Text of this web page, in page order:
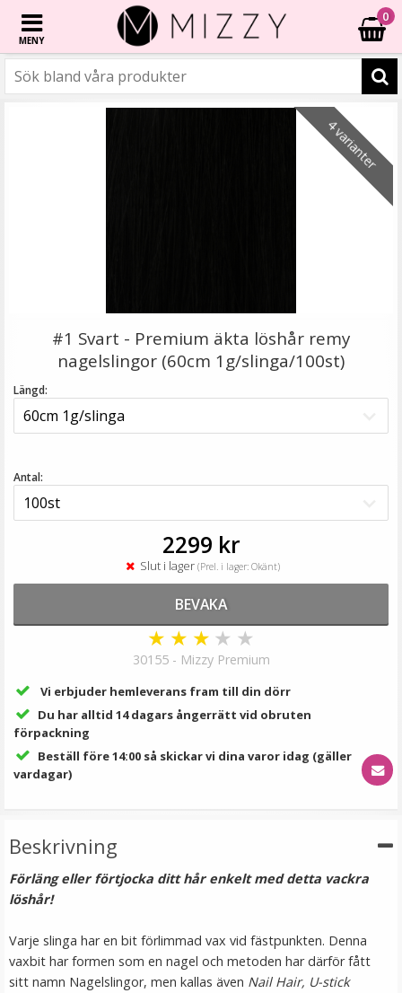
MENY
0
6 varianter
6 varianter
#6 Mellanbrun - Original äkta löshår remy nagelslingor
★ ★ ★
6 varianter
6 varianter
3 varianter
4 varianter
#1 Svart - Premium äkta löshår remy
nagelslingor (60cm 1g/slinga/100st)
Längd:
Antal:
2299 kr
Slut i lager (Prel. i lager: Okänt)
BEVAKA
★ ★ ★ ★ ★
30155 - Mizzy Premium
Vi erbjuder hemleverans fram till din dörr
Du har alltid 14 dagars ångerrätt vid obruten
förpackning
Beställ före 14:00 så skickar vi dina varor idag (gäller
vardagar)
Beskrivning
Förläng eller förtjocka ditt hår enkelt med detta vackra
löshår!
Varje slinga har en bit förlimmad vax vid fästpunkten. Denna
vaxbit har formen som en nagel och metoden har därför fått
sitt namn Nagelslingor, men kallas även Nail Hair, U-stick